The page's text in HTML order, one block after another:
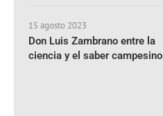
15 agosto 2023
Don Luis Zambrano entre la
ciencia y el saber campesino